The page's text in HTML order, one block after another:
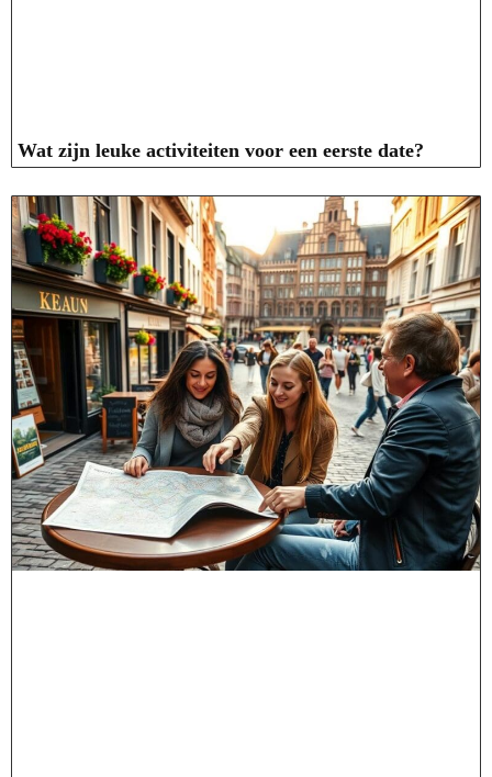
Wat zijn leuke activiteiten voor een eerste date?